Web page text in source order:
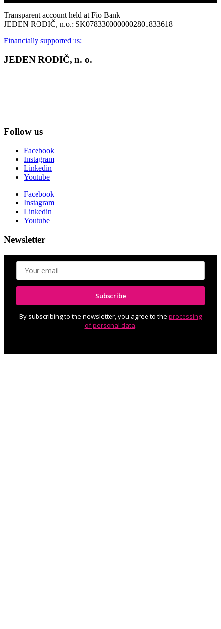
Transparent account held at Fio Bank
JEDEN RODIČ, n.o.: SK0783300000002801833618
Financially supported us:
JEDEN RODIČ, n. o.
Follow us
Facebook
Instagram
Linkedin
Youtube
Facebook
Instagram
Linkedin
Youtube
Newsletter
Subscribe
By subscribing to the newsletter, you agree to the processing
of personal data.